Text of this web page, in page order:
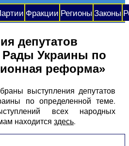
Фракции Регионы Законы
депутатов
Рады Украины по
реформа»
выступления депутатов
по определенной теме.
всех народных
находится здесь.